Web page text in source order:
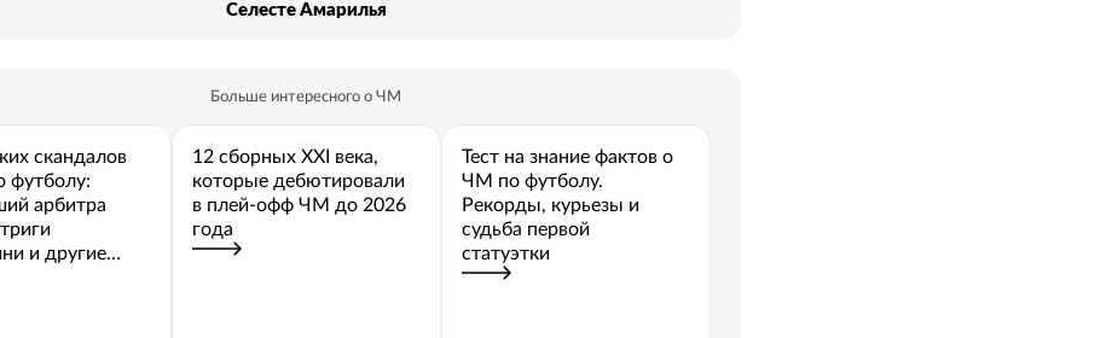
Селесте Амарилья
Больше интересного о ЧМ
скандалов
футболу:
арбитра
и другие
12 сборных XXI века,
которые дебютировали
в плей-офф ЧМ до 2026
года
Тест на знание фактов о
ЧМ по футболу.
Рекорды, курьезы и
судьба первой
статуэтки